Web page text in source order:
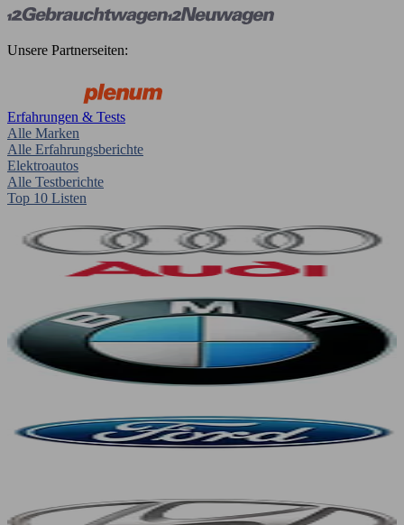
Unsere Partnerseiten:
Erfahrungen & Tests
Alle Marken
Alle Erfahrungsberichte
Elektroautos
Alle Testberichte
Top 10 Listen